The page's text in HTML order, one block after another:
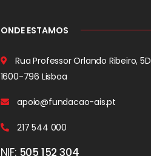
ONDE ESTAMOS
Rua Professor Orlando Ribeiro, 5D
1600-796 Lisboa
apoio@fundacao-ais.pt
217 544 000
NIF: 505 152 304